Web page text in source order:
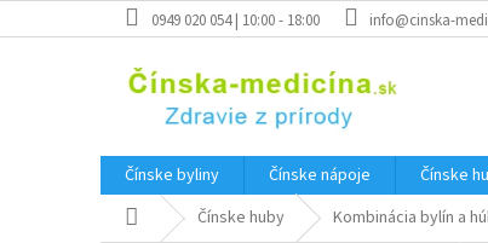
na
0949 020 054 | 10:00 - 18:00 info@cinska-
Čínske byliny Čínske nápoje Čínske
Domov Čínske huby Kombinácia bylín a